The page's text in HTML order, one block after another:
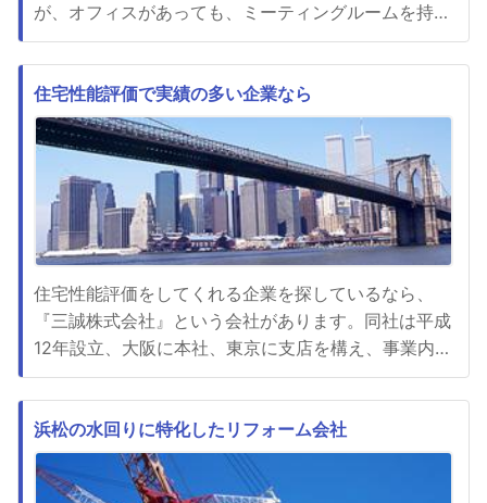
が、オフィスがあっても、ミーティングルームを持っ
ていない会社が多いのが現状です。さらに近年のコロ
ナ禍で、ますますミーティングルームを必要としない
状況になっています。しかし突発的に集まって話し合
う事があった場合には、どこか場所を借りなければな
りません。そのような方々...
住宅性能評価で実績の多い企業なら
住宅性能評価をしてくれる企業を探しているなら、
『三誠株式会社』という会社があります。同社は平成
12年設立、大阪に本社、東京に支店を構え、事業内容
は他にも「省エネ計算」「積算・熱負荷計算」「住宅
申請サポート」「長期優良住宅申請」「ZEB・ZEH申
請」などを扱う会社です。この企業のセールスポイン
トは、省エネ計算や設備積算、RIBCや各種申請にお
いてリピート率が高...
浜松の水回りに特化したリフォーム会社